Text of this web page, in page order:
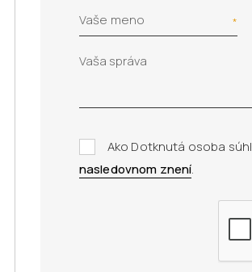
Vaše meno
Ako Dotknutá osoba
nasledovnom znení.